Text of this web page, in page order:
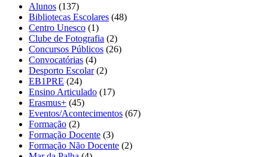
Alunos (137)
Bibliotecas Escolares (48)
Centro Unesco (1)
Clube de Fotografia (2)
Concursos Públicos (26)
Convocatórias (4)
Desporto Escolar(2)
EB1PRE (24)
Ensino Articulado (17)
Erasmus+ (45)
Eventos/Acontecimentos (67)
Formação (2)
Formação Docente (3)
Formação Não Docente (2)